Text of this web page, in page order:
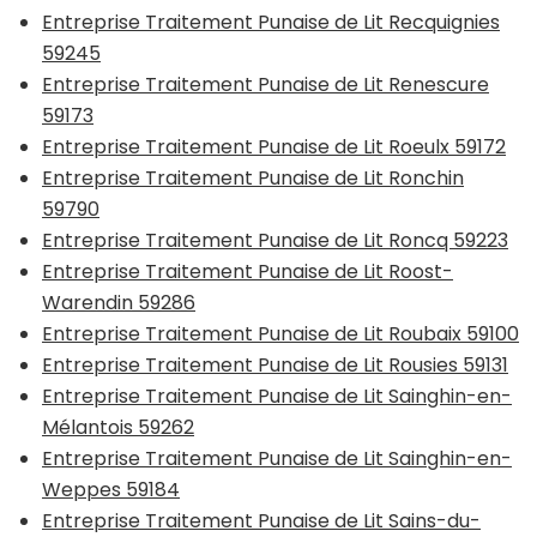
Entreprise Traitement Punaise de Lit Recquignies
59245
Entreprise Traitement Punaise de Lit Renescure
59173
Entreprise Traitement Punaise de Lit Roeulx 59172
Entreprise Traitement Punaise de Lit Ronchin
59790
Entreprise Traitement Punaise de Lit Roncq 59223
Entreprise Traitement Punaise de Lit Roost-
Warendin 59286
Entreprise Traitement Punaise de Lit Roubaix 59100
Entreprise Traitement Punaise de Lit Rousies 59131
Entreprise Traitement Punaise de Lit Sainghin-en-
Mélantois 59262
Entreprise Traitement Punaise de Lit Sainghin-en-
Weppes 59184
Entreprise Traitement Punaise de Lit Sains-du-